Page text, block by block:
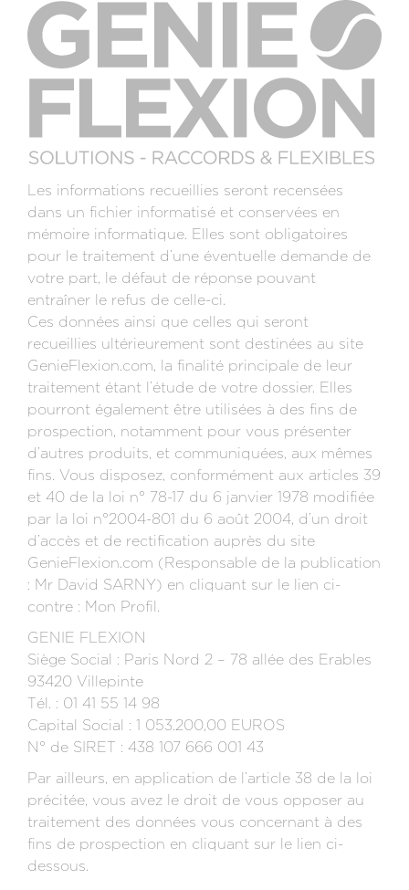
Les informations recueillies seront recensées
dans un fichier informatisé et conservées en
mémoire informatique. Elles sont obligatoires
pour le traitement d’une éventuelle demande de
votre part, le défaut de réponse pouvant
entraîner le refus de celle-ci.
Ces données ainsi que celles qui seront
recueillies ultérieurement sont destinées au site
GenieFlexion.com, la finalité principale de leur
traitement étant l’étude de votre dossier. Elles
pourront également être utilisées à des fins de
prospection, notamment pour vous présenter
d’autres produits, et communiquées, aux mêmes
fins. Vous disposez, conformément aux articles 39
et 40 de la loi n° 78-17 du 6 janvier 1978 modifiée
par la loi n°2004-801 du 6 août 2004, d’un droit
d’accès et de rectification auprès du site
GenieFlexion.com (Responsable de la publication
: Mr David SARNY) en cliquant sur le lien ci-
contre : Mon Profil.
GENIE FLEXION
Siège Social : Paris Nord 2 – 78 allée des Erables
93420 Villepinte
Tél. : 01 41 55 14 98
Capital Social : 1 053.200,00 EUROS
N° de SIRET : 438 107 666 001 43
Par ailleurs, en application de l’article 38 de la loi
précitée, vous avez le droit de vous opposer au
traitement des données vous concernant à des
fins de prospection en cliquant sur le lien ci-
dessous.